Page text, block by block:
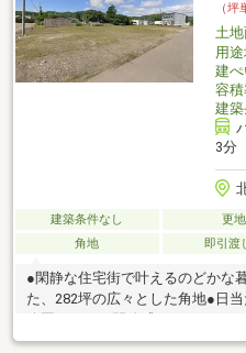
（坪
土
用
建
容
建
3分
建築条件なし 更地
角地
即引渡
●閑静な住宅街で叶えるのどかな
た、282坪の広々とした角地●日
公園なので、開放感もひとしお
広大な庭や家庭菜園、趣味のガ